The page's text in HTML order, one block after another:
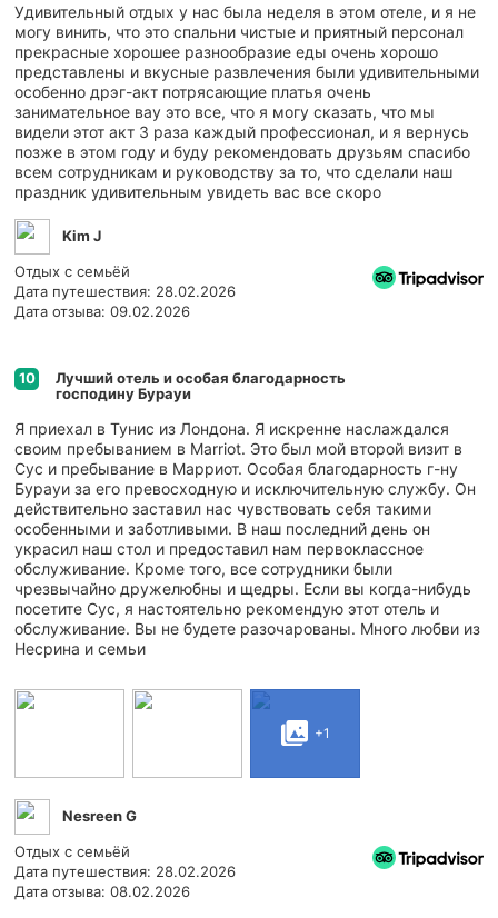
Удивительный отдых у нас была неделя в этом отеле, и я не
могу винить, что это спальни чистые и приятный персонал
прекрасные хорошее разнообразие еды очень хорошо
представлены и вкусные развлечения были удивительными
особенно дрэг-акт потрясающие платья очень
занимательное вау это все, что я могу сказать, что мы
видели этот акт 3 раза каждый профессионал, и я вернусь
позже в этом году и буду рекомендовать друзьям спасибо
всем сотрудникам и руководству за то, что сделали наш
праздник удивительным увидеть вас все скоро
Kim J
Отдых с семьёй
Дата путешествия: 28.02.2026
Дата отзыва: 09.02.2026
10
Лучший отель и особая благодарность
господину Бурауи
Я приехал в Тунис из Лондона. Я искренне наслаждался
своим пребыванием в Marriot. Это был мой второй визит в
Сус и пребывание в Марриот. Особая благодарность г-ну
Бурауи за его превосходную и исключительную службу. Он
действительно заставил нас чувствовать себя такими
особенными и заботливыми. В наш последний день он
украсил наш стол и предоставил нам первоклассное
обслуживание. Кроме того, все сотрудники были
чрезвычайно дружелюбны и щедры. Если вы когда-нибудь
посетите Сус, я настоятельно рекомендую этот отель и
обслуживание. Вы не будете разочарованы. Много любви из
Несрина и семьи
+1
Nesreen G
Отдых с семьёй
Дата путешествия: 28.02.2026
Дата отзыва: 08.02.2026